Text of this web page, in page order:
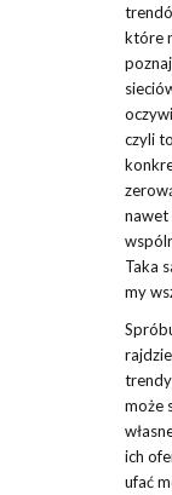
które
czyli
nawet
Taka
my
trendy
może
ich
ufać